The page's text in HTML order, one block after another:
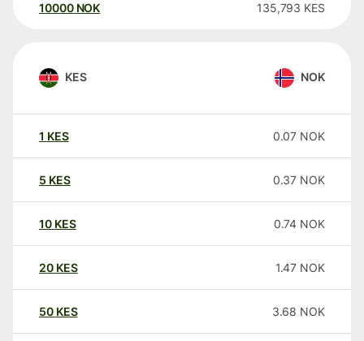
10000 NOK 135,793 KES
KES NOK
1 KES 0.07 NOK
5 KES 0.37 NOK
10 KES 0.74 NOK
20 KES 1.47 NOK
50 KES 3.68 NOK